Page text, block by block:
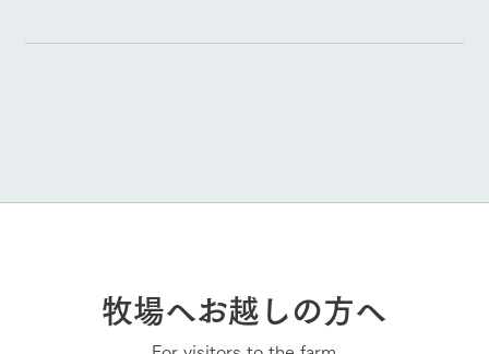
牧場へお越しの方へ